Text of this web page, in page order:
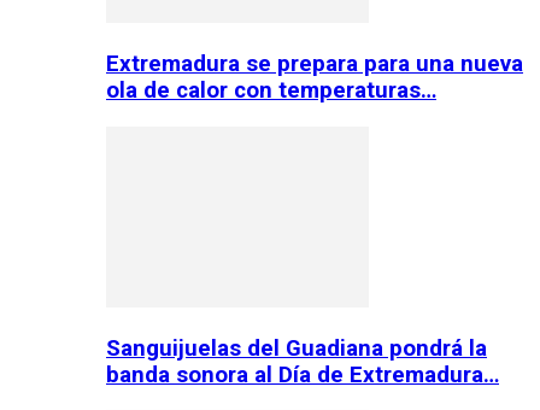
Extremadura se prepara para una nueva
ola de calor con temperaturas…
Sanguijuelas del Guadiana pondrá la
banda sonora al Día de Extremadura…